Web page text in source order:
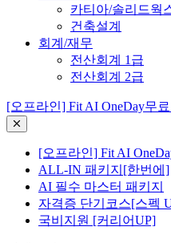
카티아/솔리드웍
건축설계
회계/재무
전산회계 1급
전산회계 2급
[오프라인] Fit AI OneDay무
[오프라인] Fit AI
ALL-IN 패키지[한번에]
AI 필수 마스터 패키지
자격증 단기코스[스펙
국비지원 [커리어UP]